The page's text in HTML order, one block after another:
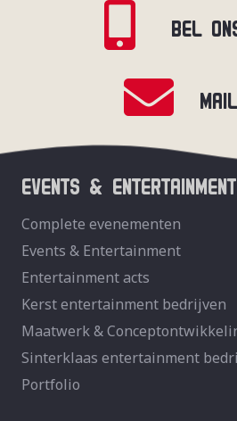
BEL
EVENTS & ENTERTAINMENT
Complete evenementen
Events & Entertainment
Entertainment acts
Kerst entertainment bedrijven
Maatwerk &
Sinterklaas entertainment
Portfolio